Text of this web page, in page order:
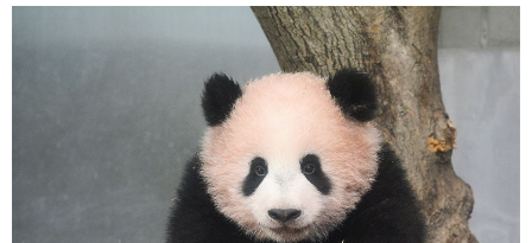
Японский калейдоскоп
official SNS